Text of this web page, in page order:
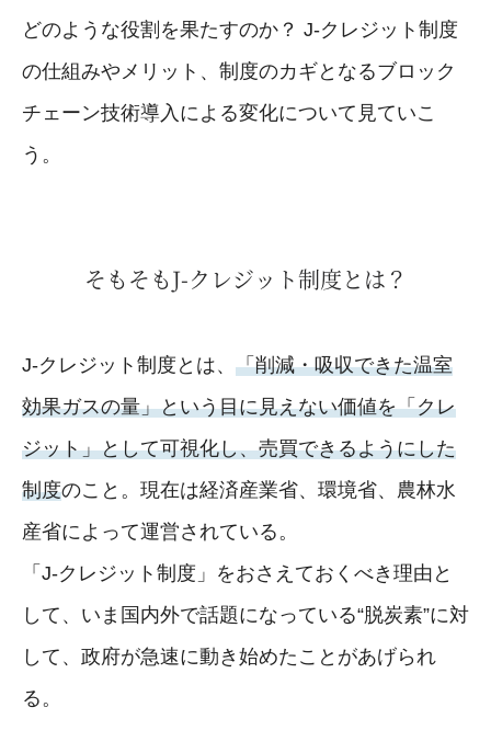
どのような役割を果たすのか？ J-クレジット制度
の仕組みやメリット、制度のカギとなるブロック
チェーン技術導入による変化について見ていこ
う。
そもそもJ-クレジット制度とは？
J-クレジット制度とは、 「削減・吸収できた温室
効果ガスの量」という目に見えない価値を「クレ
ジット」として可視化し、売買できるようにした
制度のこと。現在は経済産業省、環境省、農林水
産省によって運営されている。
「J-クレジット制度」をおさえておくべき理由と
して、いま国内外で話題になっている“脱炭素”に対
して、政府が急速に動き始めたことがあげられ
る。